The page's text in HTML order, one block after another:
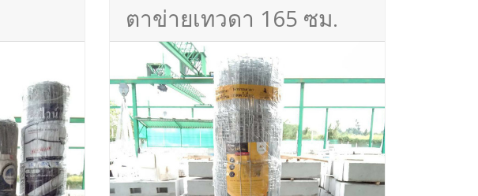
ตาข่ายเทวดา 165 ซม.